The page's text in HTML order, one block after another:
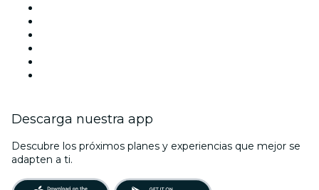
Descarga nuestra app
Descubre los próximos planes y experiencias que mejor se
adapten a ti.